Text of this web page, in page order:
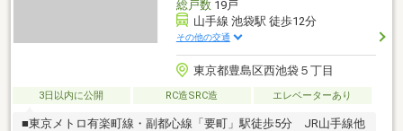
総戸数19戸
山手線 池袋駅 徒歩12分
その他の交通
東京都豊島区西池袋５丁目
3日以内に公開 RC造SRC造 エレベーターあり
■東京メトロ有楽町線・副都心線「要町」駅徒歩5分 JR山手線他